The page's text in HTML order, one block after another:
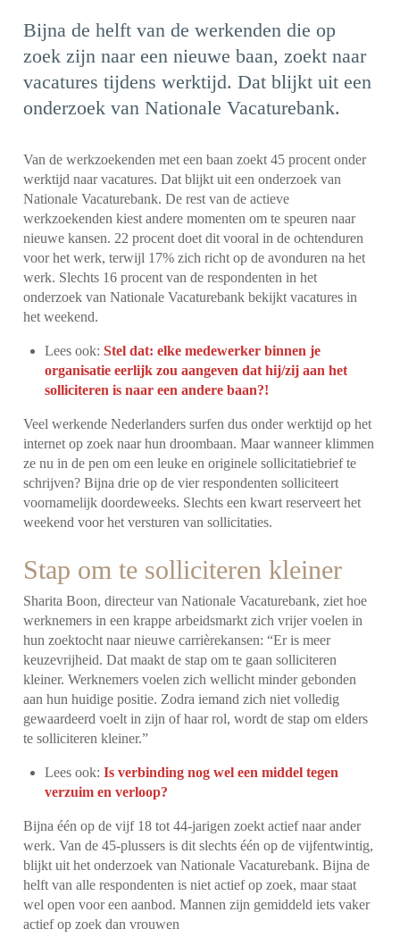
Bijna de helft van de werkenden die op
zoek zijn naar een nieuwe baan, zoekt naar
vacatures tijdens werktijd. Dat blijkt uit een
onderzoek van Nationale Vacaturebank.
Van de werkzoekenden met een baan zoekt 45 procent onder
werktijd naar vacatures. Dat blijkt uit een onderzoek van
Nationale Vacaturebank. De rest van de actieve
werkzoekenden kiest andere momenten om te speuren naar
nieuwe kansen. 22 procent doet dit vooral in de ochtenduren
voor het werk, terwijl 17% zich richt op de avonduren na het
werk. Slechts 16 procent van de respondenten in het
onderzoek van Nationale Vacaturebank bekijkt vacatures in
het weekend.
Lees ook:Stel dat: elke medewerker binnen je
organisatie eerlijk zou aangeven dat hij/zij aan het
solliciteren is naar een andere baan?!
Veel werkende Nederlanders surfen dus onder werktijd op het
internet op zoek naar hun droombaan. Maar wanneer klimmen
ze nu in de pen om een leuke en originele sollicitatiebrief te
schrijven? Bijna drie op de vier respondenten solliciteert
voornamelijk doordeweeks. Slechts een kwart reserveert het
weekend voor het versturen van sollicitaties.
Stap om te solliciteren kleiner
Sharita Boon, directeur van Nationale Vacaturebank, ziet hoe
werknemers in een krappe arbeidsmarkt zich vrijer voelen in
hun zoektocht naar nieuwe carrièrekansen: “Er is meer
keuzevrijheid. Dat maakt de stap om te gaan solliciteren
kleiner. Werknemers voelen zich wellicht minder gebonden
aan hun huidige positie. Zodra iemand zich niet volledig
gewaardeerd voelt in zijn of haar rol, wordt de stap om elders
te solliciteren kleiner.”
Lees ook:Is verbinding nog wel een middel tegen
verzuim en verloop?
Bijna één op de vijf 18 tot 44-jarigen zoekt actief naar ander
werk. Van de 45-plussers is dit slechts één op de vijfentwintig,
blijkt uit het onderzoek van Nationale Vacaturebank. Bijna de
helft van alle respondenten is niet actief op zoek, maar staat
wel open voor een aanbod. Mannen zijn gemiddeld iets vaker
actief op zoek dan vrouwen